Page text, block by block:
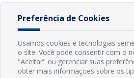
Preferência de Cookies
Usamos cookies e tecnologias
o site. Você pode consentir com o
"Aceitar" ou gerenciar suas
obter mais informações sobre os